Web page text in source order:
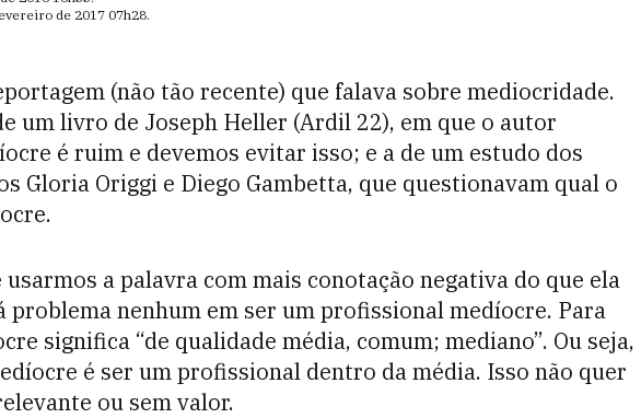
de 2017 07h28.
(não tão recente) que falava sobre mediocridade.
um livro de Joseph Heller (Ardil 22), em que o autor
é ruim e devemos evitar isso; e a de um estudo dos
Gloria Origgi e Diego Gambetta, que questionavam qual o
a palavra com mais conotação negativa do que ela
problema nenhum em ser um profissional medíocre. Para
significa “de qualidade média, comum; mediano”. Ou seja,
é ser um profissional dentro da média. Isso não quer
ou sem valor.